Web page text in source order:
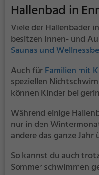
Hallenbad in
Viele der Hallenbäder
besitzen Innen- und
Saunas und
Auch fürFamilien mit
speziellen
können Kinder bei
Während einige
nur in den
andere das ganze Jahr
So kannst du auch
Sommer schwimmen